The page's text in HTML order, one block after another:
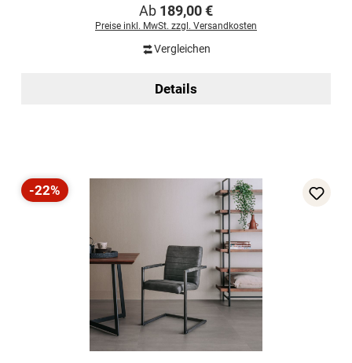
Regulärer Preis:
Ab 189,00 €
Preise inkl. MwSt. zzgl. Versandkosten
Vergleichen
Details
Rabatt
-22%